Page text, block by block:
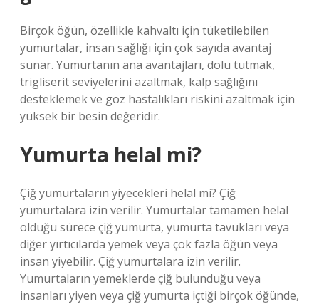
Birçok öğün, özellikle kahvaltı için tüketilebilen
yumurtalar, insan sağlığı için çok sayıda avantaj
sunar. Yumurtanın ana avantajları, dolu tutmak,
trigliserit seviyelerini azaltmak, kalp sağlığını
desteklemek ve göz hastalıkları riskini azaltmak için
yüksek bir besin değeridir.
Yumurta helal mi?
Çiğ yumurtaların yiyecekleri helal mi? Çiğ
yumurtalara izin verilir. Yumurtalar tamamen helal
olduğu sürece çiğ yumurta, yumurta tavukları veya
diğer yırtıcılarda yemek veya çok fazla öğün veya
insan yiyebilir. Çiğ yumurtalara izin verilir.
Yumurtaların yemeklerde çiğ bulunduğu veya
insanları yiyen veya çiğ yumurta içtiği birçok öğünde,